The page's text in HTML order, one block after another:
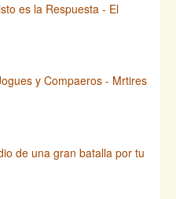
es la Respuesta - El
y Compaeros - Mrtires
de una gran batalla por tu